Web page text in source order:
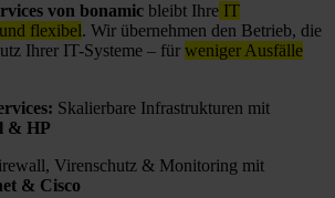
von bonamic bleibt Ihre IT
flexibel. Wir übernehmen den Betrieb, die
Ihrer IT-Systeme – für weniger Ausfälle
Skalierbare Infrastrukturen mit
& HP
Virenschutz & Monitoring mit
& Cisco